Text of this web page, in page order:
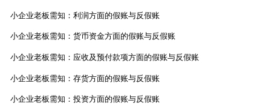
小企业老板需知：利润方面的假账与反假账
小企业老板需知：货币资金方面的假账与反假账
小企业老板需知：应收及预付款项方面的假账与反假账
小企业老板需知：存货方面的假账与反假账
小企业老板需知：投资方面的假账与反假账